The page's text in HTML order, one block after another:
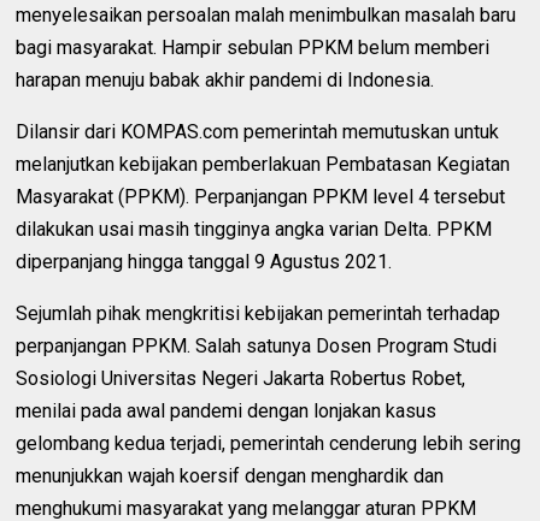
menyelesaikan persoalan malah menimbulkan masalah baru
bagi masyarakat. Hampir sebulan PPKM belum memberi
harapan menuju babak akhir pandemi di Indonesia.
Dilansir dari KOMPAS.com pemerintah memutuskan untuk
melanjutkan kebijakan pemberlakuan Pembatasan Kegiatan
Masyarakat (PPKM). Perpanjangan PPKM level 4 tersebut
dilakukan usai masih tingginya angka varian Delta. PPKM
diperpanjang hingga tanggal 9 Agustus 2021.
Sejumlah pihak mengkritisi kebijakan pemerintah terhadap
perpanjangan PPKM. Salah satunya Dosen Program Studi
Sosiologi Universitas Negeri Jakarta Robertus Robet,
menilai pada awal pandemi dengan lonjakan kasus
gelombang kedua terjadi, pemerintah cenderung lebih sering
menunjukkan wajah koersif dengan menghardik dan
menghukumi masyarakat yang melanggar aturan PPKM